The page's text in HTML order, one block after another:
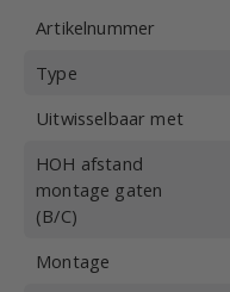
Artikelnummer
Type
Uitwisselbaar met
HOH afstand
montage gaten
(B/C)
Montage